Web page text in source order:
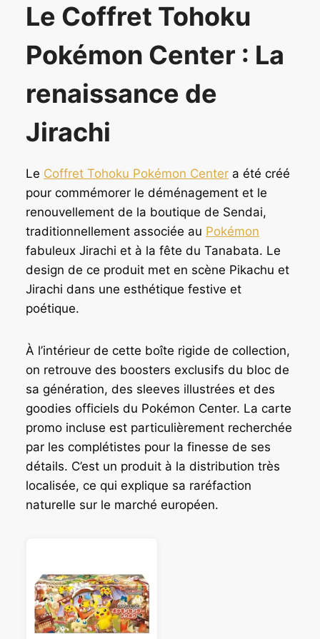
i
l
é
a
t
2
0
9
,
€
u
l
e
t
:
4
,
9
0
.
Le Coffret Tohoku
Pokémon Center : La
renaissance de
Jirachi
Le Coffret Tohoku Pokémon Center a été créé
pour commémorer le déménagement et le
renouvellement de la boutique de Sendai,
traditionnellement associée au Pokémon
fabuleux Jirachi et à la fête du Tanabata. Le
design de ce produit met en scène Pikachu et
Jirachi dans une esthétique festive et
poétique.
À l’intérieur de cette boîte rigide de collection,
on retrouve des boosters exclusifs du bloc de
sa génération, des sleeves illustrées et des
goodies officiels du Pokémon Center. La carte
promo incluse est particulièrement recherchée
par les complétistes pour la finesse de ses
détails. C’est un produit à la distribution très
localisée, ce qui explique sa raréfaction
naturelle sur le marché européen.